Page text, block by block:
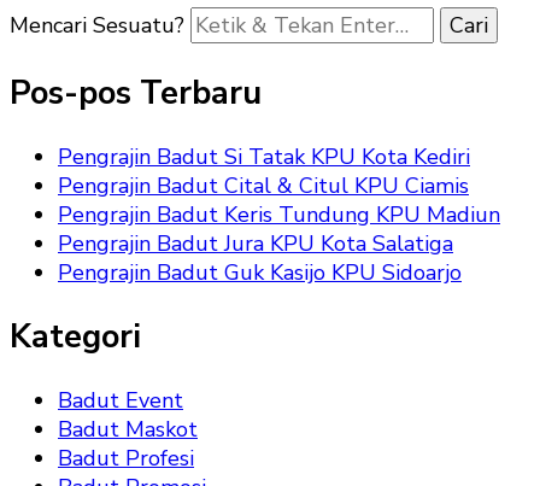
Mencari Sesuatu?
Pos-pos Terbaru
Pengrajin Badut Si Tatak KPU Kota Kediri
Pengrajin Badut Cital & Citul KPU Ciamis
Pengrajin Badut Keris Tundung KPU Madiun
Pengrajin Badut Jura KPU Kota Salatiga
Pengrajin Badut Guk Kasijo KPU Sidoarjo
Kategori
Badut Event
Badut Maskot
Badut Profesi